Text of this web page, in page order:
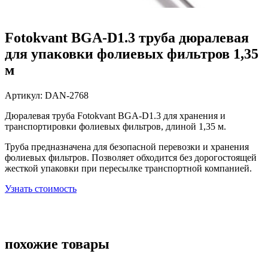
Fotokvant BGA-D1.3 труба дюралевая
для упаковки фолиевых фильтров 1,35
м
Артикул: DAN-2768
Дюралевая труба Fotokvant BGA-D1.3 для хранения и
транспортировки фолиевых фильтров, длиной 1,35 м.
Труба предназначена для безопасной перевозки и хранения
фолиевых фильтров. Позволяет обходится без дорогостоящей
жесткой упаковки при пересылке транспортной компанией.
Узнать стоимость
похожие товары